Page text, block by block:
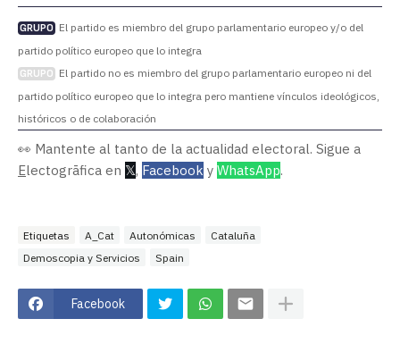
GRUPO El partido es miembro del grupo parlamentario europeo y/o del
partido político europeo que lo integra
GRUPO El partido no es miembro del grupo parlamentario europeo ni del
partido político europeo que lo integra pero mantiene vínculos ideológicos,
históricos o de colaboración
👀 Mantente al tanto de la actualidad electoral. Sigue a
Electogrāfica en 𝕏, Facebook y WhatsApp.
Etiquetas A_Cat Autonómicas
Cataluña
Demoscopia y Servicios
Spain
Facebook